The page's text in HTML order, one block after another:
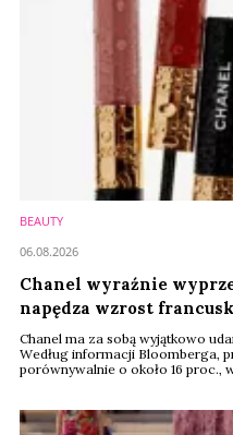
BEAUTY
Chanel wyraźnie
napędza wzrost
Chanel ma za sobą wyjątkowo
Według informacji Bloomberga,
porównywalnie o około 16 proc.,
wzrost sprzedaży.
06.08.2026